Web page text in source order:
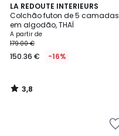
LA REDOUTE INTERIEURS
Colchão futon de 5 camadas
em algodão, THAÏ
A partir de
179.00 €
150.36 € -16%
3,8
/ 5
3,8
/